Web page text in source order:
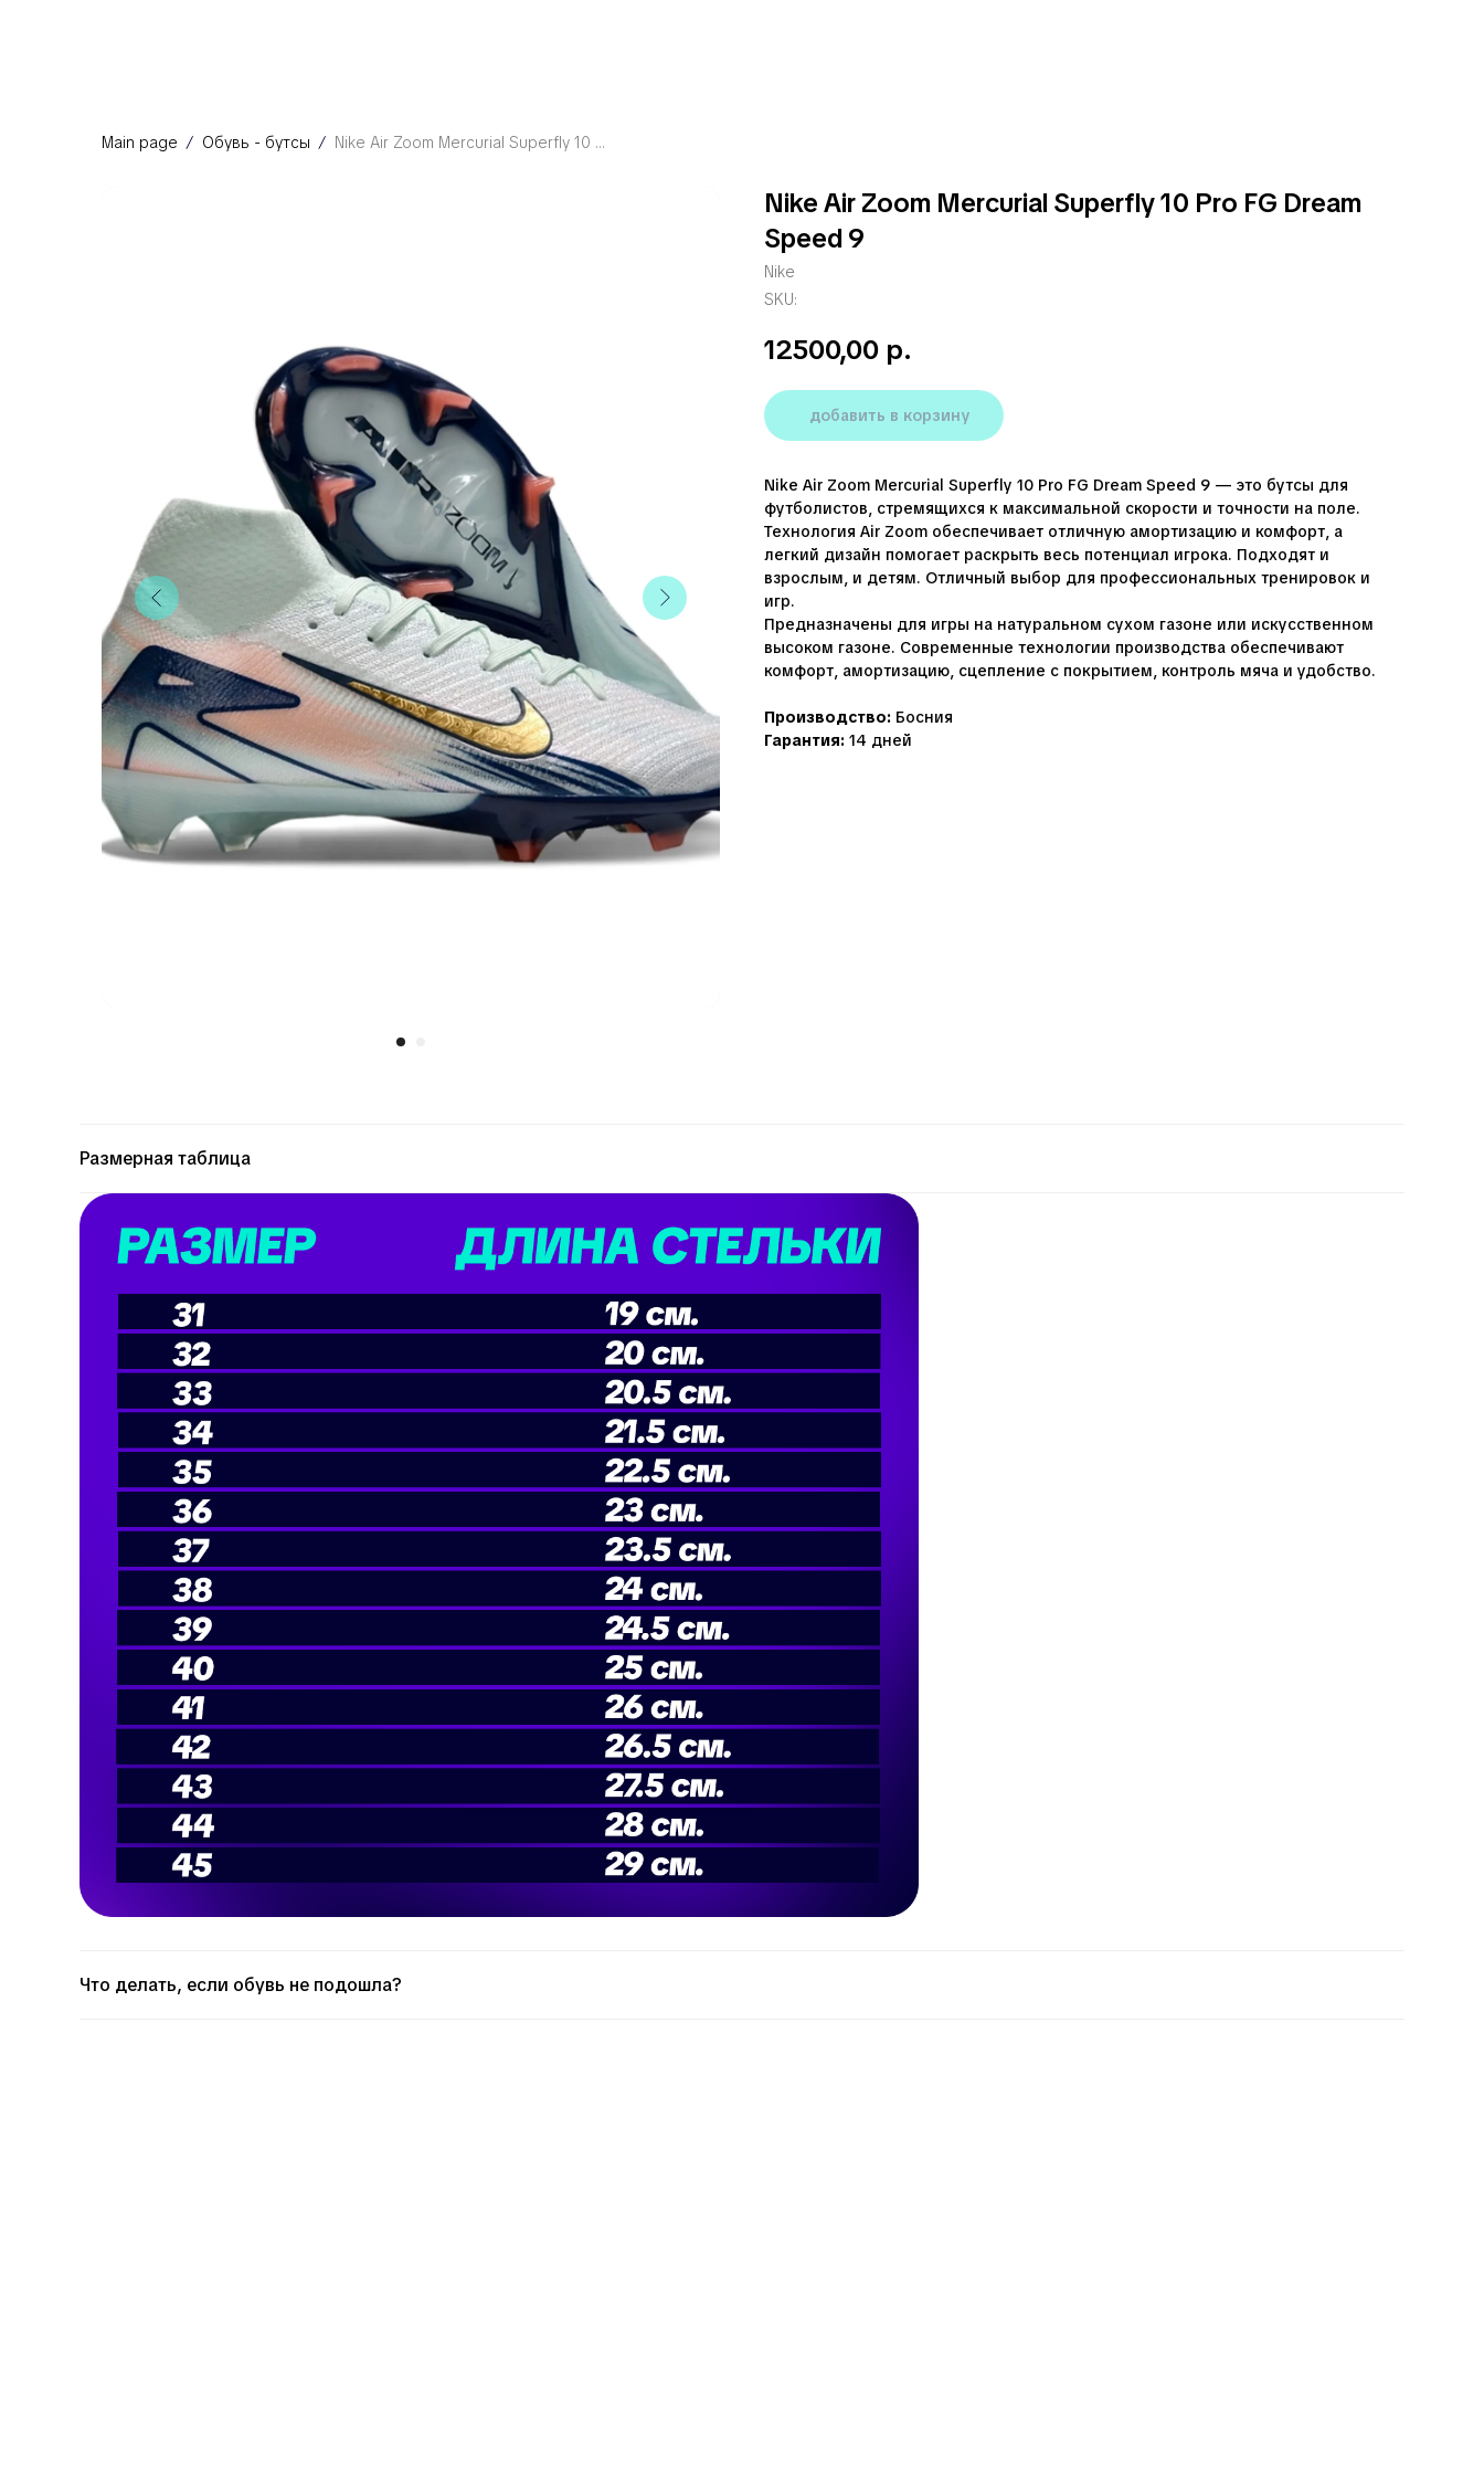
Main page Обувь - бутсы Nike Air Zoom Mercurial Superfly 10 Pro FG Dream Speed 9
Nike Air Zoom Mercurial Superfly 10 Pro FG Dream
Speed 9
Nike
SKU:
12500,00 р.
добавить в корзину
Nike Air Zoom Mercurial Superfly 10 Pro FG Dream Speed 9 — это бутсы для
футболистов, стремящихся к максимальной скорости и точности на поле.
Технология Air Zoom обеспечивает отличную амортизацию и комфорт, а
легкий дизайн помогает раскрыть весь потенциал игрока. Подходят и
взрослым, и детям. Отличный выбор для профессиональных тренировок и
игр.
Предназначены для игры на натуральном сухом газоне или искусственном
высоком газоне. Современные технологии производства обеспечивают
комфорт, амортизацию, сцепление с покрытием, контроль мяча и удобство.
Производство: Босния
Гарантия: 14 дней
Размерная таблица
Что делать, если обувь не подошла?